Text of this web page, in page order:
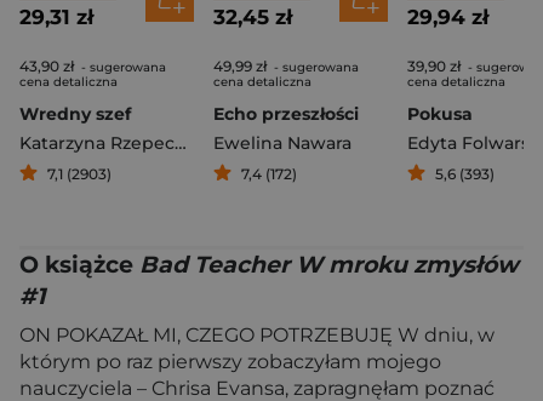
29,31 zł
43,90 zł - sugerowana
cena detaliczna
Wredny szef
Katarzyna Rzepecka
7,1 (2903)
32,45 zł
49,99 zł - sugerowana
cena detaliczna
Echo przeszłości
Ewelina Nawara
7,4 (172)
29,94 zł
39,90 zł -
cena detaliczna
Pokusa
Edyta
5,6 (393)
O książce Bad Teacher W mroku zmysłów
#1
ON POKAZAŁ MI, CZEGO POTRZEBUJĘ W dniu, w
którym po raz pierwszy zobaczyłam mojego
nauczyciela – Chrisa Evansa, zapragnęłam poznać